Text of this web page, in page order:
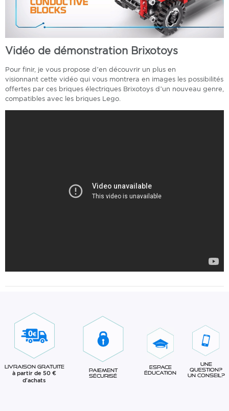
Vidéo de démonstration Brixotoys
Pour finir, je vous propose d’en découvrir un plus en
visionnant cette vidéo qui vous montrera en images les possibilités
offertes par ces briques électriques Brixotoys d’un nouveau genre,
compatibles avec les briques Lego.
Livraison gratuite
à partir de 50 €
d'achats
Paiement
sécurisé
Espace
éducation
Une
question?
Un conseil?